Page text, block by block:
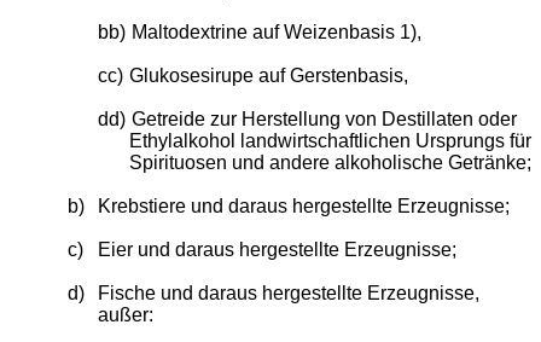
bb) Maltodextrine auf Weizenbasis 1),
cc) Glukosesirupe auf Gerstenbasis,
dd) Getreide zur Herstellung von Destillaten oder
Ethylalkohol landwirtschaftlichen Ursprungs für
Spirituosen und andere alkoholische Getränke;
b) Krebstiere und daraus hergestellte Erzeugnisse;
c) Eier und daraus hergestellte Erzeugnisse;
d)
Fische und daraus hergestellte Erzeugnisse,
außer: